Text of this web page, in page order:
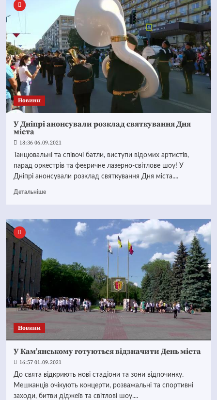
Новини
У Дніпрі анонсували розклад святкування Дня
міста
18:36 06.09.2021
Танцювальні та співочі батли, виступи відомих артистів,
парад оркестрів та феєричне лазерно-світлове шоу! У
Дніпрі анонсували розклад святкування Дня міста....
Детальніше
Новини
У Кам’янському готуються відзначити День міста
16:57 01.09.2021
До свята відкриють нові стадіони та зони відпочинку.
Мешканців очікують концерти, розважальні та спортивні
заходи, битви діджеїв та світлові шоу....